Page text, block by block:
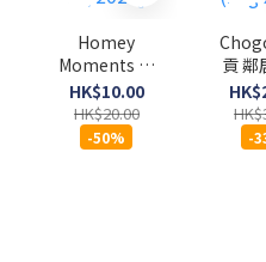
Homey
Moments 貓
用隱血檢測顆
粒 10g [EXP
11/2026]
HK$10.00
HK$20.00
-50%
貢 鄰
方位
(雞胸
犬貓
4
-